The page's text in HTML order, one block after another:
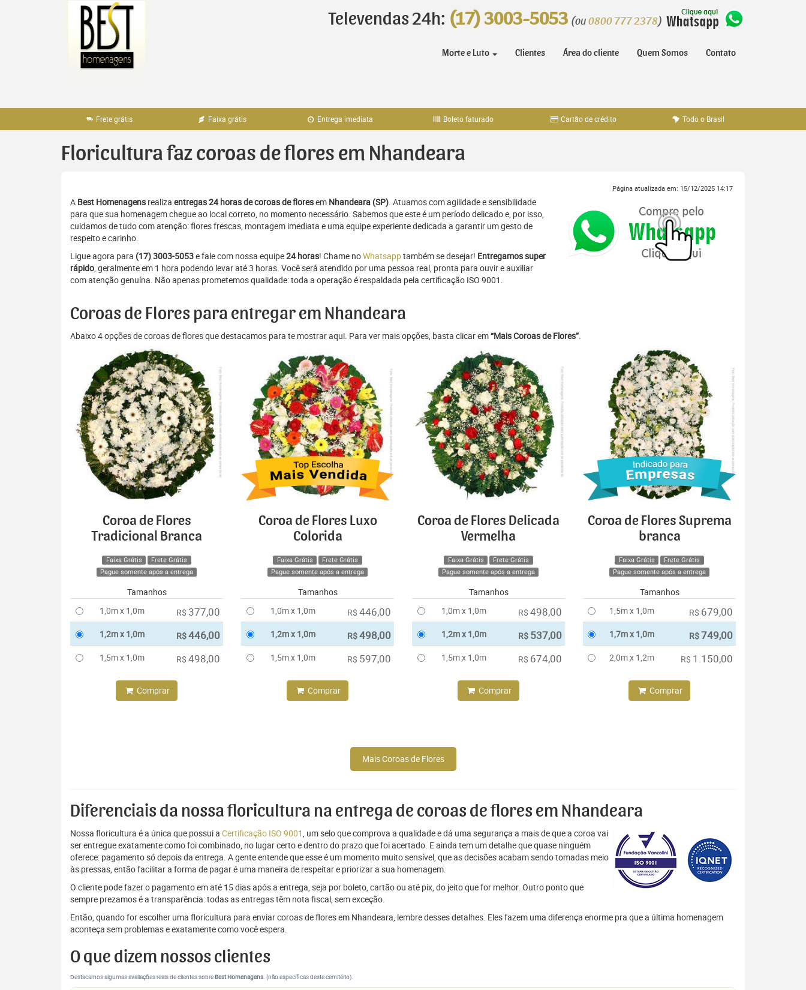
Televendas 24h: (17) 3003-5053 (ou 0800 777 2378)
Morte e Luto Clientes Área do cliente Quem Somos Contato
Frete grátis Faixa grátis Entrega imediata Boleto faturado Cartão de crédito Todo o Brasil
Floricultura faz coroas de flores em Nhandeara
Página atualizada em: 15/12/2025 14:17
A Best Homenagens realiza entregas 24 horas de coroas de floresem Nhandeara (SP). Atuamos com agilidade e sensibilidade
para que sua homenagem chegue ao local correto, no momento necessário. Sabemos que este é um período delicado e, por isso,
cuidamos de tudo com atenção: flores frescas, montagem imediata e uma equipe experiente dedicada a garantir um gesto de
respeito e carinho.
Ligue agora para (17) 3003-5053e fale com nossa equipe24 horas! Chame noWhatsapptambém se desejar! Entregamos super
rápido, geralmente em 1 hora podendo levar até 3 horas. Você será atendido por uma pessoa real, pronta para ouvir e auxiliar
com atenção genuína. Não apenas prometemos qualidade: toda a operação é respaldada pela certificação ISO 9001.
Coroas de Flores para entregar em Nhandeara
Abaixo 4 opções de coroas de flores que destacamos para te mostrar aqui. Para ver mais opções, basta clicar em“Mais Coroas de Flores”.
Coroa de Flores
Tradicional Branca
Faixa Grátis
Frete Grátis
Pague somente após a entrega
Tamanhos
1,0m x 1,0m
R$ 377,00
1,2m x 1,0m R$446,00
1,5m x 1,0m R$ 498,00
Comprar
Coroa de Flores Luxo
Colorida
Faixa Grátis
Frete Grátis
Pague somente após a entrega
Tamanhos
1,0m x 1,0m
R$ 446,00
1,2m x 1,0m R$498,00
1,5m x 1,0m R$ 597,00
Comprar
Coroa de Flores Delicada
Vermelha
Faixa Grátis
Frete Grátis
Pague somente após a entrega
Tamanhos
1,0m x 1,0m
R$ 498,00
1,2m x 1,0m R$ 537,00
1,5m x 1,0m R$ 674,00
Comprar
Coroa de Flores Suprema
branca
Faixa Grátis
Frete Grátis
Pague somente após a entrega
Tamanhos
1,5m x 1,0m
R$ 679,00
1,7m x 1,0m R$749,00
2,0m x 1,2m R$ 1.150,00
Comprar
Mais Coroas de Flores
Diferenciais da nossa floricultura na entrega de coroas de flores em Nhandeara
Nossa floricultura é a única que possui a Certificação ISO 9001, um selo que comprova a qualidade e dá uma segurança a mais de que a coroa vai
ser entregue exatamente como foi combinado, no lugar certo e dentro do prazo que foi acertado. E ainda tem um detalhe que quase ninguém
oferece: pagamento só depois da entrega. A gente entende que esse é um momento muito sensível, que as decisões acabam sendo tomadas meio
às pressas, então facilitar a forma de pagar é uma maneira de respeitar e priorizar a sua homenagem.
O cliente pode fazer o pagamento em até 15 dias após a entrega, seja por boleto, cartão ou até pix, do jeito que for melhor. Outro ponto que
sempre prezamos é a transparência: todas as entregas têm nota fiscal, sem exceção.
Então, quando for escolher uma floricultura para enviar coroas de flores em Nhandeara, lembre desses detalhes. Eles fazem uma diferença enorme pra que a última homenagem
aconteça sem problemas e exatamente como você espera.
O que dizem nossos clientes
Destacamos algumas avaliações reais de clientes sobreBest Homenagens. (não específicas deste cemitério).